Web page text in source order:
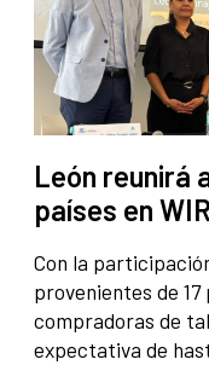
León reunirá
países en
Con la
provenientes de
compradoras de
expectativa de